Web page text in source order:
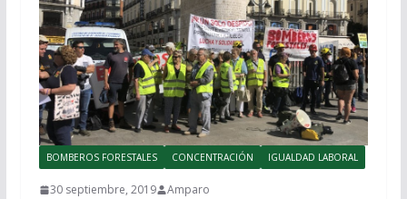
BOMBEROS FORESTALES CONCENTRACIÓN IGUALDAD LABORAL
30 septiembre, 2019 Amparo